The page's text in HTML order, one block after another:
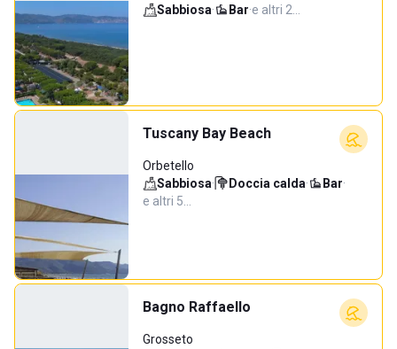
Sabbiosa· Bar·e altri 2…
Tuscany Bay Beach
Orbetello
Sabbiosa· Doccia calda· Bar·
e altri 5…
Bagno Raffaello
Grosseto